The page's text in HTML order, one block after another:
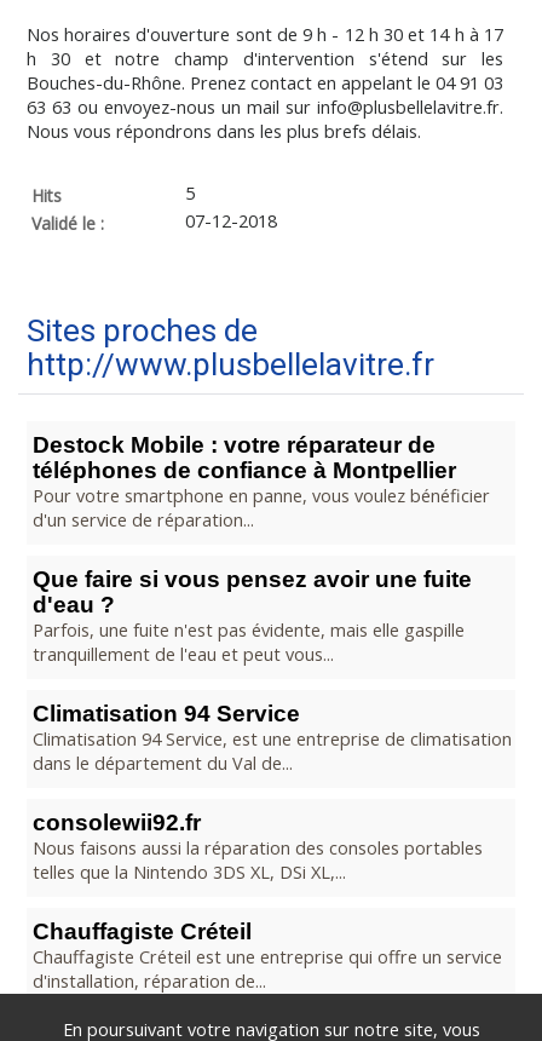
Nos horaires d'ouverture sont de 9 h - 12 h 30 et 14 h à 17
h 30 et notre champ d'intervention s'étend sur les
Bouches-du-Rhône. Prenez contact en appelant le 04 91 03
63 63 ou envoyez-nous un mail sur info@plusbellelavitre.fr.
Nous vous répondrons dans les plus brefs délais.
Hits
5
Validé le :
07-12-2018
Sites proches de
http://www.plusbellelavitre.fr
Destock Mobile : votre réparateur de
téléphones de confiance à Montpellier
Pour votre smartphone en panne, vous voulez bénéficier
d'un service de réparation...
Que faire si vous pensez avoir une fuite
d'eau ?
Parfois, une fuite n'est pas évidente, mais elle gaspille
tranquillement de l'eau et peut vous...
Climatisation 94 Service
Climatisation 94 Service, est une entreprise de climatisation
dans le département du Val de...
consolewii92.fr
Nous faisons aussi la réparation des consoles portables
telles que la Nintendo 3DS XL, DSi XL,...
Chauffagiste Créteil
Chauffagiste Créteil est une entreprise qui offre un service
d'installation, réparation de...
En poursuivant votre navigation sur notre site, vous